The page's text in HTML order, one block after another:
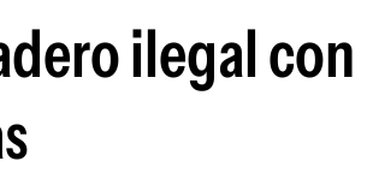
ilegal con